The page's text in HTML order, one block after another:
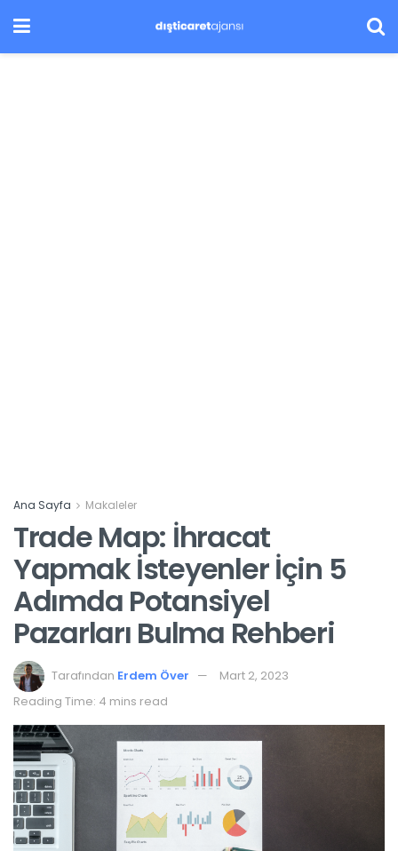
Ana Sayfa Makaleler
Trade Map: İhracat
Yapmak İsteyenler İçin 5
Adımda Potansiyel
Pazarları Bulma Rehberi
Tarafından Erdem Över
Mart 2, 2023
Reading Time: 4 mins read